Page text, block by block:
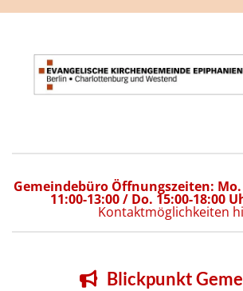
Gemeindebüro Öffnungszeiten: Mo.
11:00-13:00 / Do. 15:00-18:00
Kontaktmöglichkeiten
Blickpunkt